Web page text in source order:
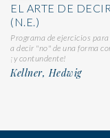
EL ARTE DE
(N.E.)
Programa de ejercicios
a decir "no" de una forma
¡y contundente!
Kellner, Hedwig